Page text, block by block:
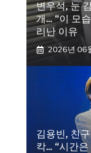
변우석, 눈
개… “이 모
리난 이유
2026년 06
김용빈, 친
칵… “시간